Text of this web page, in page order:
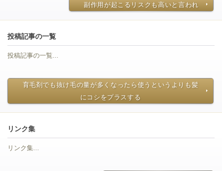
副作用が起こるリスクも高いと言われ
投稿記事の一覧
投稿記事の一覧...
育毛剤でも抜け毛の量が多くなったら使うというよりも髪
にコシをプラスする
リンク集
リンク集...